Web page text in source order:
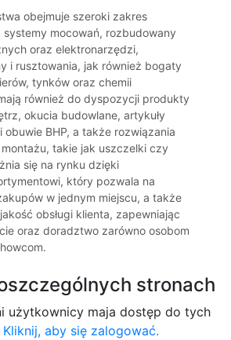
obejmuje szeroki zakres
systemy mocowań, rozbudowany
oraz elektronarzędzi,
i rusztowania, jak również bogaty
tynków oraz chemii
również do dyspozycji produkty
okucia budowlane, artykuły
BHP, a także rozwiązania
montażu, takie jak uszczelki czy
się na rynku dzięki
który pozwala na
w jednym miejscu, a także
obsługi klienta, zapewniając
oraz doradztwo zarówno osobom
stronach
użytkownicy maja dostęp do tych
Kliknij, aby się zalogować.